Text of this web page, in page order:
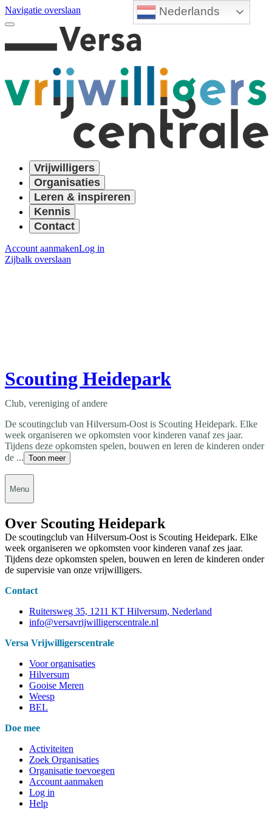
Nederlands
Navigatie overslaan
Vrijwilligers
Organisaties
Leren & inspireren
Kennis
Contact
Account aanmakenLog in
Zijbalk overslaan
Scouting Heidepark
Club, vereniging of andere
De scoutingclub van Hilversum-Oost is Scouting Heidepark. Elke
week organiseren we opkomsten voor kinderen vanaf zes jaar.
Tijdens deze opkomsten spelen, bouwen en leren de kinderen onder
de ... Toon meer
Menu
Over Scouting Heidepark
De scoutingclub van Hilversum-Oost is Scouting Heidepark. Elke
week organiseren we opkomsten voor kinderen vanaf zes jaar.
Tijdens deze opkomsten spelen, bouwen en leren de kinderen onder
de supervisie van onze vrijwilligers.
Contact
Ruitersweg 35, 1211 KT Hilversum, Nederland
info@versavrijwilligerscentrale.nl
Versa Vrijwilligerscentrale
Voor organisaties
Hilversum
Gooise Meren
Weesp
BEL
Doe mee
Activiteiten
Zoek Organisaties
Organisatie toevoegen
Account aanmaken
Log in
Help